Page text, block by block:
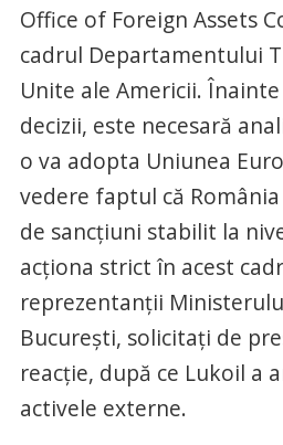
Office of Foreign Assets
cadrul Departamentului
Unite ale Americii.
decizii, este necesară
o va adopta Uniunea
vedere faptul că
de sancțiuni stabilit la
acționa strict în acest
reprezentanții
București, solicitați de
reacție, după ce Lukoil a
activele externe.